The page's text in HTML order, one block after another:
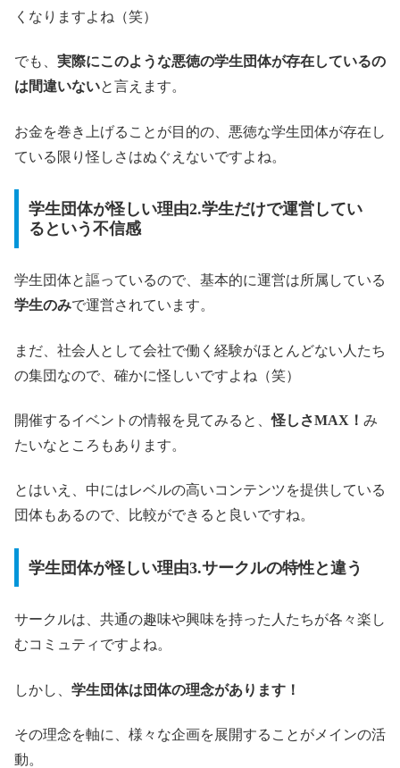
くなりますよね（笑）
でも、 実際にこのような悪徳の学生団体が存在しているの
は間違いないと言えます。
お金を巻き上げることが目的の、悪徳な学生団体が存在し
ている限り怪しさはぬぐえないですよね。
学生団体が怪しい理由2.学生だけで運営してい
るという不信感
学生団体と謳っているので、基本的に運営は所属している
学生のみで運営されています。
まだ、社会人として会社で働く経験がほとんどない人たち
の集団なので、確かに怪しいですよね（笑）
開催するイベントの情報を見てみると、怪しさMAX！ み
たいなところもあります。
とはいえ、中にはレベルの高いコンテンツを提供している
団体もあるので、比較ができると良いですね。
学生団体が怪しい理由3.サークルの特性と違う
サークルは、共通の趣味や興味を持った人たちが各々楽し
むコミュティですよね。
しかし、 学生団体は団体の理念があります！
その理念を軸に、様々な企画を展開することがメインの活
動。